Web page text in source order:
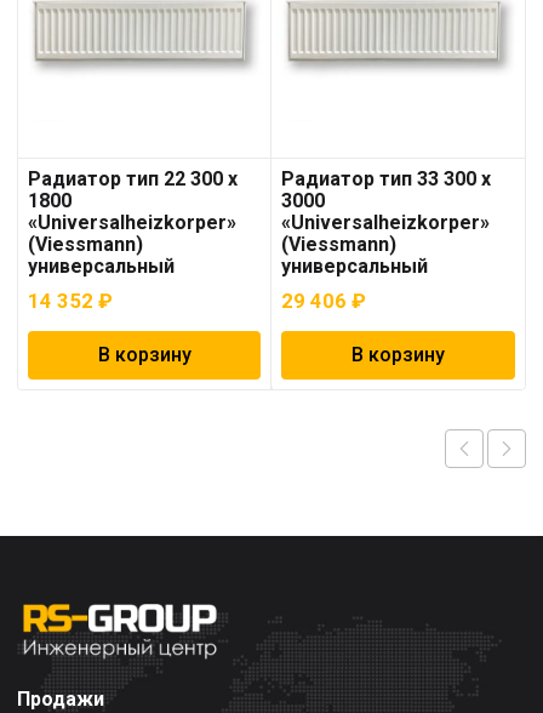
Радиатор тип 22 300 x
1800
«Universalheizkorper»
(Viessmann)
универсальный
14 352 ₽
В корзину
Радиатор тип 33 300 x
3000
«Universalheizkorper»
(Viessmann)
универсальный
29 406₽
В корзину
Продажи